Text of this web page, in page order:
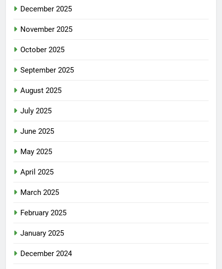
December 2025
November 2025
October 2025
September 2025
August 2025
July 2025
June 2025
May 2025
April 2025
March 2025
February 2025
January 2025
December 2024